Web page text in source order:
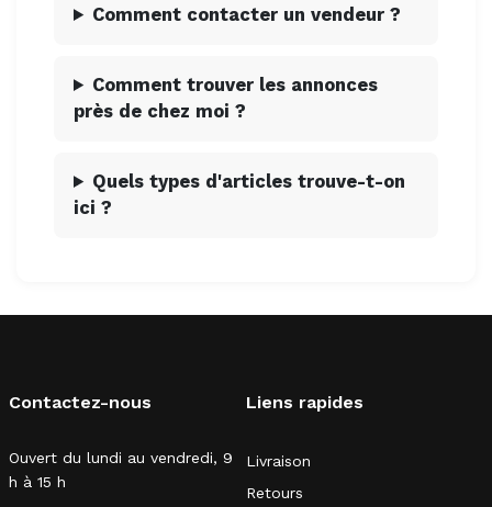
Comment contacter un vendeur ?
Comment trouver les annonces
près de chez moi ?
Quels types d'articles trouve-t-on
ici ?
Contactez-nous
Ouvert du lundi au vendredi, 9
h à 15 h
Liens rapides
Livraison
Retours